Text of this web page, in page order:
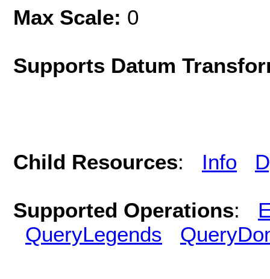
Max Scale: 0
Supports Datum
Child Resources: Info
Supported Operations:
QueryLegends